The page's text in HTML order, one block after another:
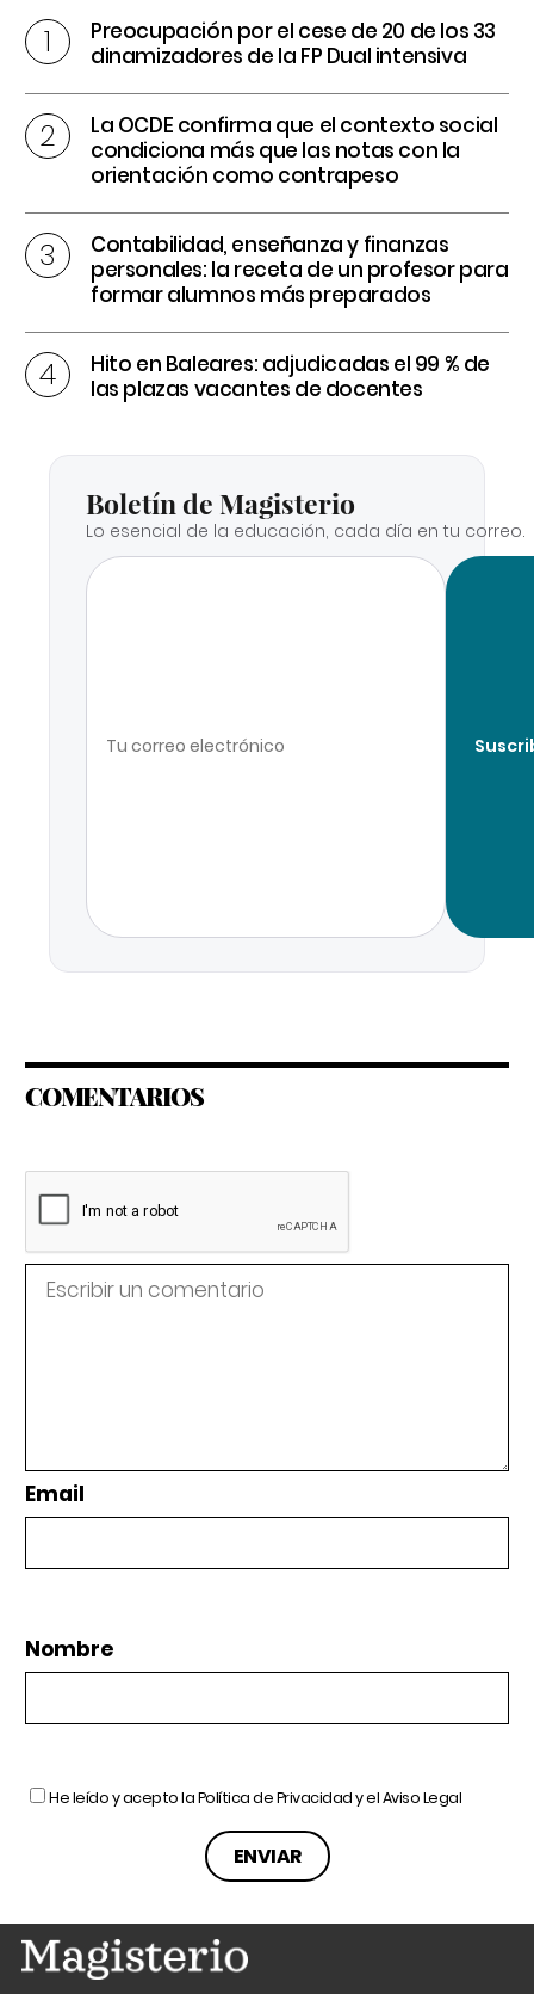
Preocupación por el cese de 20 de los 33
dinamizadores de la FP Dual intensiva
La OCDE confirma que el contexto social
condiciona más que las notas con la
orientación como contrapeso
Contabilidad, enseñanza y finanzas
personales: la receta de un profesor para
formar alumnos más preparados
Hito en Baleares: adjudicadas el 99 % de
las plazas vacantes de docentes
Boletín de Magisterio
Lo esencial de la educación, cada día en tu correo.
COMENTARIOS
Email
Nombre
He leído y acepto laPolítica de Privacidady elAviso Legal